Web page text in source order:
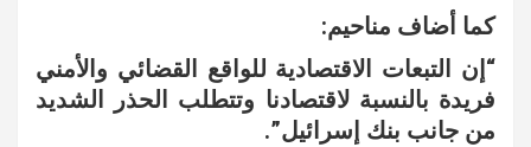
كما أضاف مناحيم:
“إن التبعات الاقتصادية للواقع القضائي والأمني
فريدة بالنسبة لاقتصادنا وتتطلب الحذر الشديد
من جانب بنك إسرائيل”.